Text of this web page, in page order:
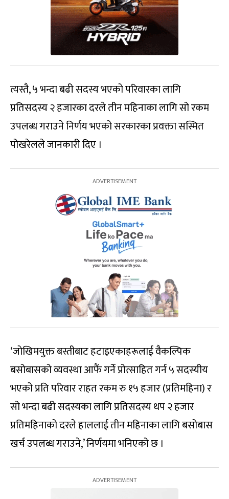
त्यस्तै, ५ भन्दा बढी सदस्य भएको परिवारका लागि
प्रतिसदस्य २ हजारका दरले तीन महिनाका लागि सो रकम
उपलब्ध गराउने निर्णय भएको सरकारका प्रवक्ता सस्मित
पोखरेलले जानकारी दिए ।
‘जोखिमयुक्त बस्तीबाट हटाइएकाहरूलाई वैकल्पिक
बसोबासको व्यवस्था आफैं गर्ने प्रोत्साहित गर्न ५ सदस्यीय
भएको प्रति परिवार राहत रकम रु १५ हजार (प्रतिमहिना) र
सो भन्दा बढी सदस्यका लागि प्रतिसदस्य थप २ हजार
प्रतिमहिनाको दरले हाललाई तीन महिनाका लागि बसोबास
खर्च उपलब्ध गराउने,’ निर्णयमा भनिएको छ ।